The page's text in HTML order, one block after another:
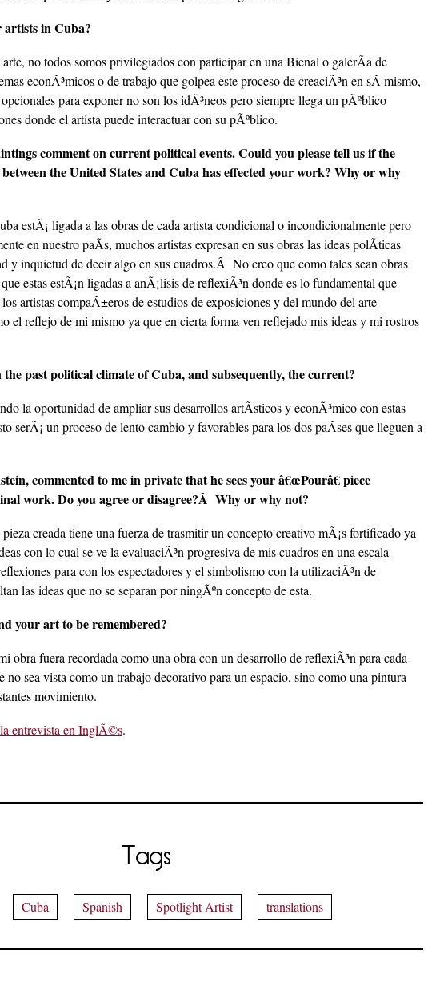
in Cuba?
no todos somos privilegiados con participar en una Bienal o galerÃ­a de
econÃ³micos o de trabajo que golpea este proceso de creaciÃ³n en sÃ­ mismo,
para exponer no son los idÃ³neos pero siempre llega un pÃºblico
donde el artista puede interactuar con su pÃºblico.
comment on current political events. Could you please tell us if the
the United States and Cuba has effected your work? Why or why
estÃ¡ ligada a las obras de cada artista condicional o incondicionalmente pero
en nuestro paÃ­s, muchos artistas expresan en sus obras las ideas polÃ­ticas
y inquietud de decir algo en sus cuadros.Â No creo que como tales sean obras
estas estÃ¡n ligadas a anÃ¡lisis de reflexiÃ³n donde es lo fundamental que
artistas compaÃ±eros de estudios de exposiciones y del mundo del arte
el reflejo de mi mismo ya que en cierta forma ven reflejado mis ideas y mi rostros
past political climate of Cuba, and subsequently, the current?
la oportunidad de ampliar sus desarrollos artÃ­sticos y econÃ³mico con estas
serÃ¡ un proceso de lento cambio y favorables para los dos paÃ­ses que lleguen a
commented to me in private that he sees your â€œPourâ€ piece
work. Do you agree or disagree?Â Why or why not?
creada tiene una fuerza de trasmitir un concepto creativo mÃ¡s fortificado ya
con lo cual se ve la evaluaciÃ³n progresiva de mis cuadros en una escala
para con los espectadores y el simbolismo con la utilizaciÃ³n de
las ideas que no se separan por ningÃºn concepto de esta.
your art to be remembered?
obra fuera recordada como una obra con un desarrollo de reflexiÃ³n para cada
no sea vista como un trabajo decorativo para un espacio, sino como una pintura
movimiento.
entrevista en InglÃ©s.
Tags
Cuba Spanish Spotlight Artist translations